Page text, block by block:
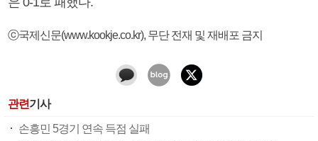
ⓒ국제신문(www.kookje.co.kr), 무단 전재 및 재배포 금지
관련기사
손흥민 5경기 연속 득점 실패